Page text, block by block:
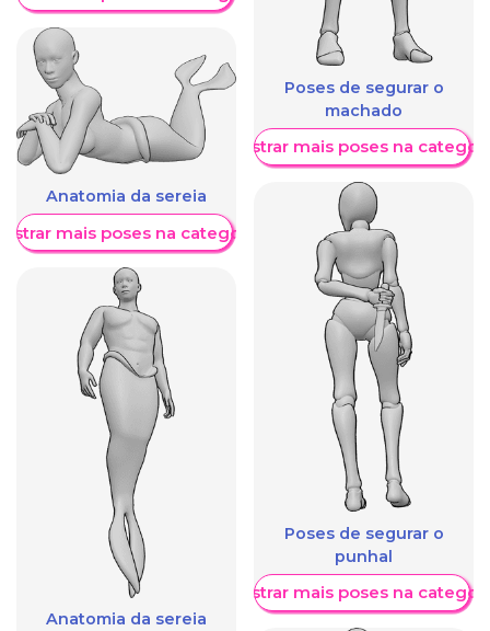
Anatomia da sereia
mais poses na categoria
Anatomia da sereia
Poses de segurar o
machado
Mostrar mais poses na
Poses de segurar o
punhal
Mostrar mais poses na